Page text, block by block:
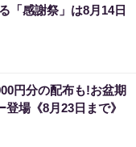
「感謝祭」は8月14日
円分の配布も!お盆期
場《8月23日まで》